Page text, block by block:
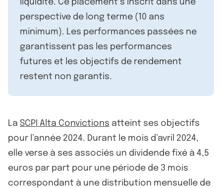
liquidité. Ce placement s’inscrit dans une
perspective de long terme (10 ans
minimum). Les performances passées ne
garantissent pas les performances
futures et les objectifs de rendement
restent non garantis.
La SCPI Alta Convictions atteint ses objectifs
pour l’année 2024. Durant le mois d’avril 2024,
elle verse à ses associés un dividende fixé à 4,5
euros par part pour une période de 3 mois
correspondant à une distribution mensuelle de